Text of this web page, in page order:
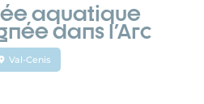
aquatique
dans l'Arc
Val-Cenis